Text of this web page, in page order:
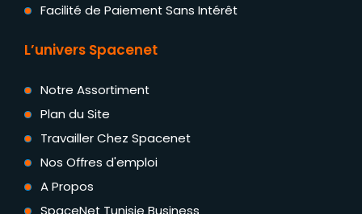
Facilité de Paiement Sans Intérêt
L’univers Spacenet
Notre Assortiment
Plan du Site
Travailler Chez Spacenet
Nos Offres d'emploi
A Propos
SpaceNet Tunisie Business